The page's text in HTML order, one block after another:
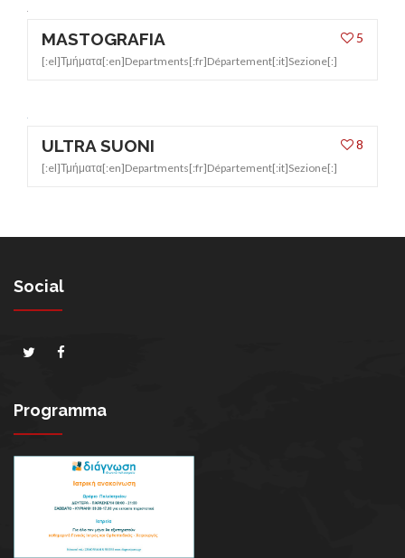
5
MASTOGRAFIA
[:el]Τμήματα[:en]Departments[:fr]Département[:it]Sezione[:]
8
ULTRA SUONI
[:el]Τμήματα[:en]Departments[:fr]Département[:it]Sezione[:]
Social
Programma